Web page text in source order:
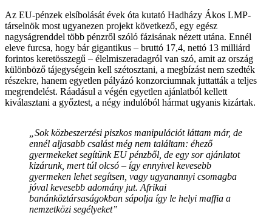
Az EU-pénzek elsíbolását évek óta kutató Hadházy Ákos LMP-
társelnök most ugyanezen projekt következő, egy egész
nagyságrenddel több pénzről szóló fázisának nézett utána. Ennél
eleve furcsa, hogy bár gigantikus – bruttó 17,4, nettó 13 milliárd
forintos keretösszegű – élelmiszeradagról van szó, amit az ország
különböző tájegységein kell szétosztani, a megbízást nem szedték
részekre, hanem egyetlen pályázó konzorciumnak juttatták a teljes
megrendelést. Ráadásul a végén egyetlen ajánlatból kellett
kiválasztani a győztest, a négy indulóból hármat ugyanis kizártak.
„Sok közbeszerzési piszkos manipulációt láttam már, de
ennél aljasabb csalást még nem találtam: éhező
gyermekeket segítünk EU pénzből, de egy sor ajánlatot
kizárunk, mert túl olcsó – így ennyivel kevesebb
gyermeken lehet segítsen, vagy ugyanannyi csomagba
jóval kevesebb adomány jut. Afrikai
banánköztársaságokban sápolja így le helyi maffia a
nemzetközi segélyeket”